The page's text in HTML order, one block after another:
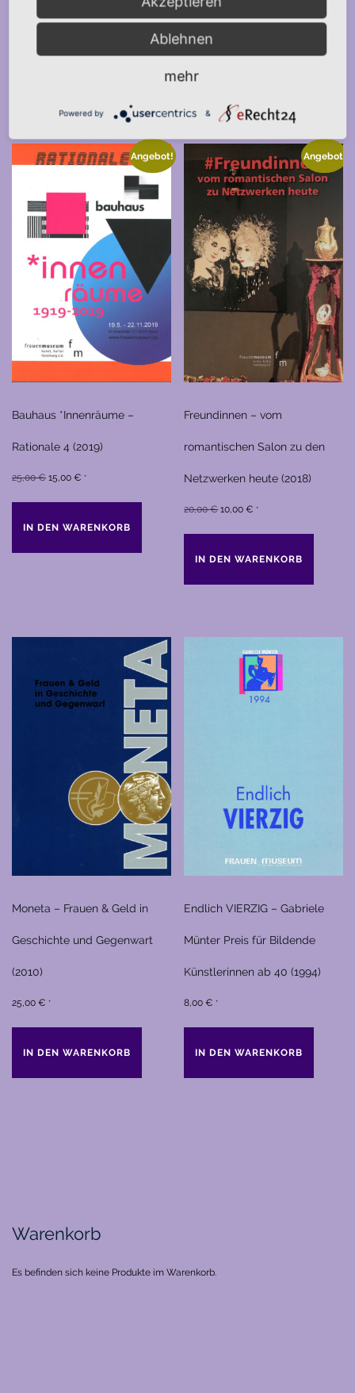
Ähnliche Produkte
Angebot!
Bauhaus *Innenräume –
Rationale 4 (2019)
25,00€ Ursprünglicher
25,00 €
15,00 € Aktueller
15,00 €.
*
IN DEN WARENKORB
Angebot!
Freundinnen – vom
romantischen Salon zu den
Netzwerken heute (2018)
20,00€Ursprünglicher
20,00 €
10,00€ Aktueller
10,00 €.
*
IN DEN WARENKORB
Moneta – Frauen & Geld in
Geschichte und Gegenwart
(2010)
25,00 € *
IN DEN WARENKORB
Endlich VIERZIG – Gabriele
Münter Preis für Bildende
Künstlerinnen ab 40 (1994)
8,00€ *
IN DEN WARENKORB
Warenkorb
Es befinden sich keine Produkte im Warenkorb.
Ablehnen
mehr
Powered by &